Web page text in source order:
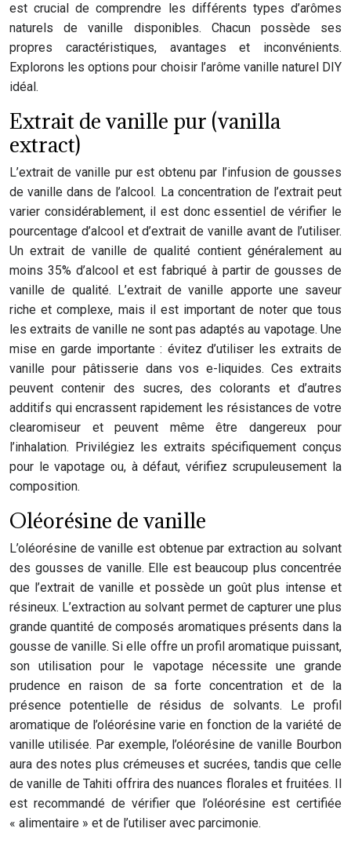
est crucial de comprendre les différents types d’arômes
naturels de vanille disponibles. Chacun possède ses
propres caractéristiques, avantages et inconvénients.
Explorons les options pour choisir l’arôme vanille naturel DIY
idéal.
Extrait de vanille pur (vanilla
extract)
L’extrait de vanille pur est obtenu par l’infusion de gousses
de vanille dans de l’alcool. La concentration de l’extrait peut
varier considérablement, il est donc essentiel de vérifier le
pourcentage d’alcool et d’extrait de vanille avant de l’utiliser.
Un extrait de vanille de qualité contient généralement au
moins 35% d’alcool et est fabriqué à partir de gousses de
vanille de qualité. L’extrait de vanille apporte une saveur
riche et complexe, mais il est important de noter que tous
les extraits de vanille ne sont pas adaptés au vapotage. Une
mise en garde importante : évitez d’utiliser les extraits de
vanille pour pâtisserie dans vos e-liquides. Ces extraits
peuvent contenir des sucres, des colorants et d’autres
additifs qui encrassent rapidement les résistances de votre
clearomiseur et peuvent même être dangereux pour
l’inhalation. Privilégiez les extraits spécifiquement conçus
pour le vapotage ou, à défaut, vérifiez scrupuleusement la
composition.
Oléorésine de vanille
L’oléorésine de vanille est obtenue par extraction au solvant
des gousses de vanille. Elle est beaucoup plus concentrée
que l’extrait de vanille et possède un goût plus intense et
résineux. L’extraction au solvant permet de capturer une plus
grande quantité de composés aromatiques présents dans la
gousse de vanille. Si elle offre un profil aromatique puissant,
son utilisation pour le vapotage nécessite une grande
prudence en raison de sa forte concentration et de la
présence potentielle de résidus de solvants. Le profil
aromatique de l’oléorésine varie en fonction de la variété de
vanille utilisée. Par exemple, l’oléorésine de vanille Bourbon
aura des notes plus crémeuses et sucrées, tandis que celle
de vanille de Tahiti offrira des nuances florales et fruitées. Il
est recommandé de vérifier que l’oléorésine est certifiée
« alimentaire » et de l’utiliser avec parcimonie.